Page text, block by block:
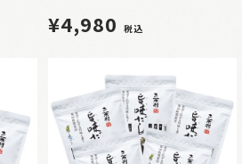
¥4,980 税込